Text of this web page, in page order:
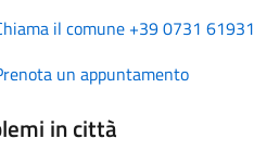
il comune +39 0731 61931
un appuntamento
in città